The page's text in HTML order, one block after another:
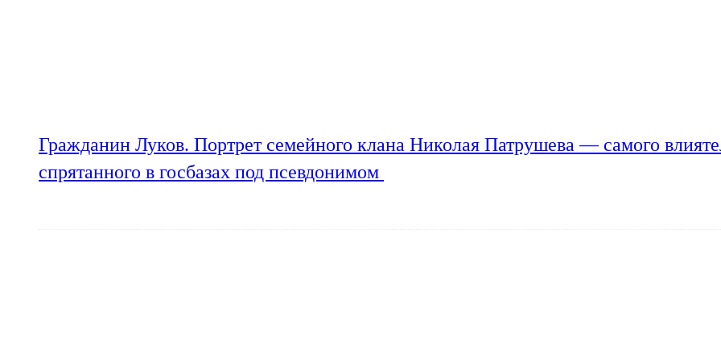
Гражданин Луков. Портрет семейного клана Николая Патрушева — самого
спрятанного в госбазах под псевдонимом